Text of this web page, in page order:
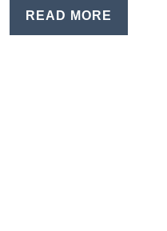
READ MORE